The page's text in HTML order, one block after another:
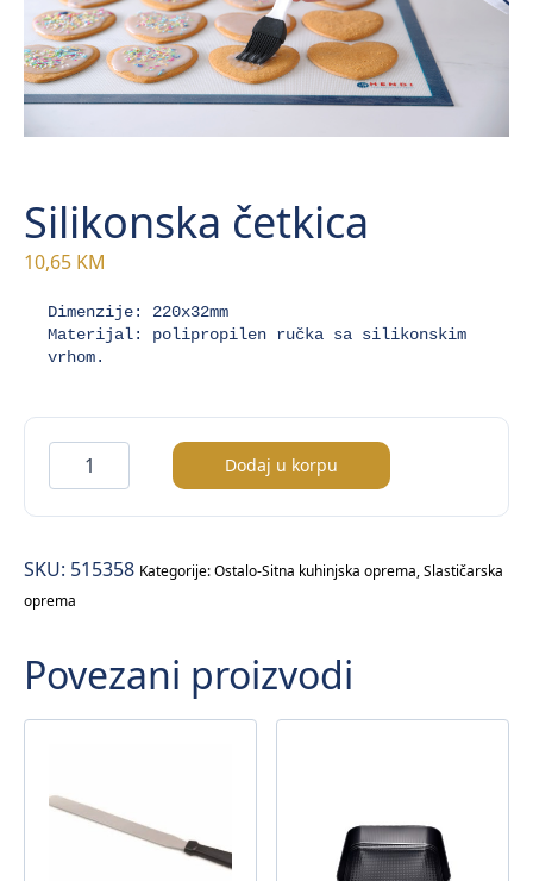
Silikonska četkica
10,65 KM
Dimenzije: 220x32mm
Materijal: polipropilen ručka sa silikonskim
vrhom.
Silikonska
četkica
količina
Dodaj u korpu
SKU: 515358 Kategorije:Ostalo-Sitna kuhinjska oprema,Slastičarska
oprema
Povezani proizvodi